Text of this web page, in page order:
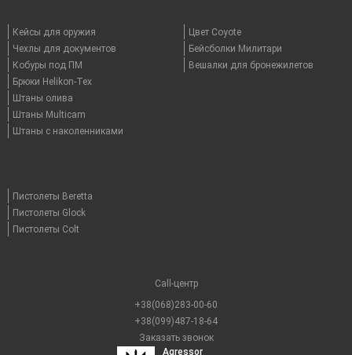
Кейсы для оружия
Чехлы для документов
Кобуры под ПМ
Брюки Helikon-Tex
Штаны олива
Штаны Multicam
Штаны с наколенниками
Цвет Coyote
Бейсболки Милитари
Вешалки для бронежилетов
Пистолеты Beretta
Пистолеты Glock
Пистолеты Colt
Call-центр
+38(068)283-00-60
+38(099)487-18-64
Заказать звонок